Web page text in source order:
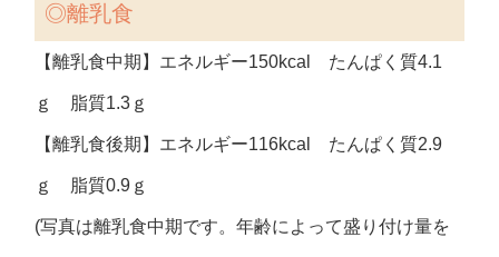
◎離乳食
【離乳食中期】エネルギー150kcal たんぱく質4.1
ｇ 脂質1.3ｇ
【離乳食後期】エネルギー116kcal たんぱく質2.9
ｇ 脂質0.9ｇ
(写真は離乳食中期です。年齢によって盛り付け量を